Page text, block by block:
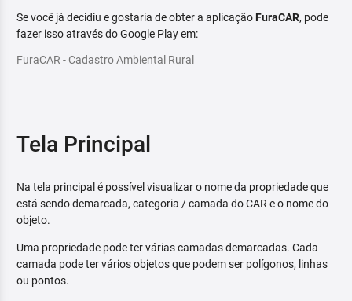
Se você já decidiu e gostaria de obter a aplicaçãoFuraCAR, pode
fazer isso através do Google Play em:
FuraCAR - Cadastro Ambiental Rural
Tela Principal
Na tela principal é possível visualizar o nome da propriedade que
está sendo demarcada, categoria / camada do CAR e o nome do
objeto.
Uma propriedade pode ter várias camadas demarcadas. Cada
camada pode ter vários objetos que podem ser polígonos, linhas
ou pontos.